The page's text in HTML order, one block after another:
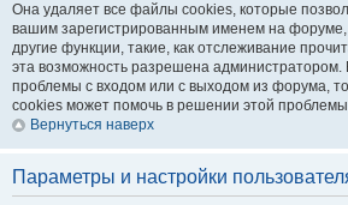
Она удаляет все файлы cookies, которые
вашим зарегистрированным именем на
другие функции, такие, как отслеживание
эта возможность разрешена администратором.
проблемы с входом или с выходом из форума,
cookies может помочь в решении этой
Вернуться наверх
Параметры и настройки